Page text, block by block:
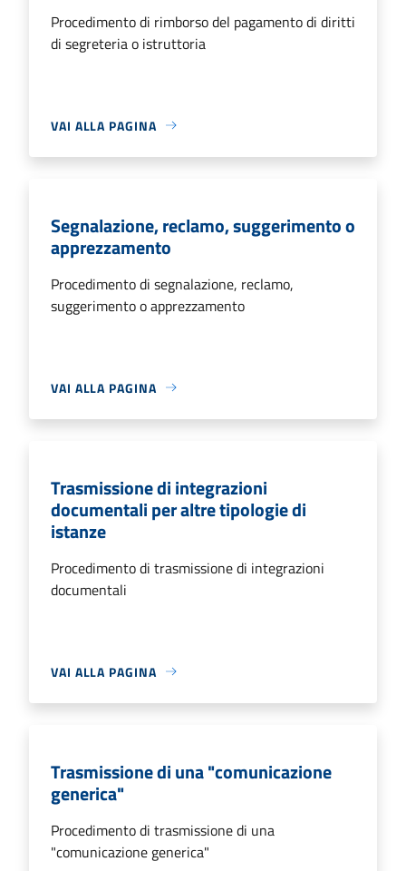
Procedimento di rimborso del pagamento di diritti
di segreteria o istruttoria
VAI ALLA PAGINA
Segnalazione, reclamo, suggerimento o
apprezzamento
Procedimento di segnalazione, reclamo,
suggerimento o apprezzamento
VAI ALLA PAGINA
Trasmissione di integrazioni
documentali per altre tipologie di
istanze
Procedimento di trasmissione di integrazioni
documentali
VAI ALLA PAGINA
Trasmissione di una "comunicazione
generica"
Procedimento di trasmissione di una
"comunicazione generica"